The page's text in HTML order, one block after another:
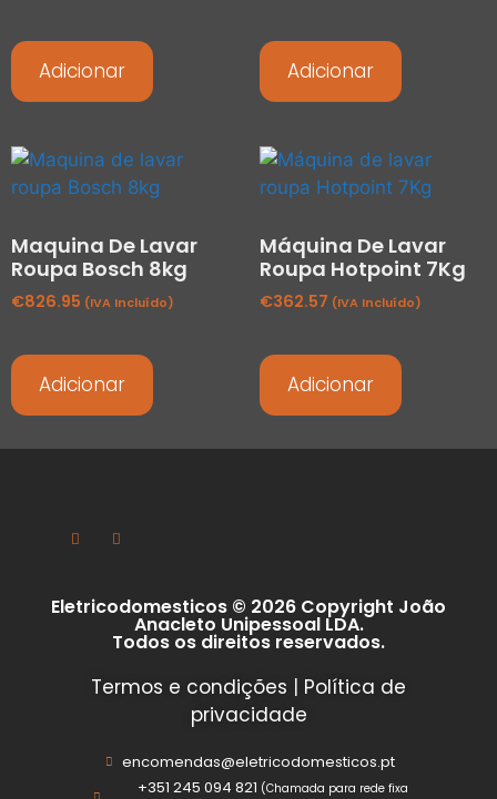
Adicionar Adicionar
Maquina De Lavar
Roupa Bosch 8kg
€826.95 (IVA Incluído)
Adicionar
Máquina De Lavar
Roupa Hotpoint 7Kg
€362.57 (IVA Incluído)
Adicionar
Eletricodomesticos © 2026 Copyright João
Anacleto Unipessoal LDA.
Todos os direitos reservados.
Termos e condições | Política de
privacidade
encomendas@eletricodomesticos.pt
+351 245 094 821 (Chamada para rede fixa